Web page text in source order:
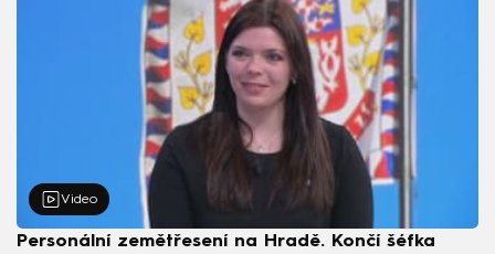
Video
Personální zemětřesení na Hradě. Končí šéfka